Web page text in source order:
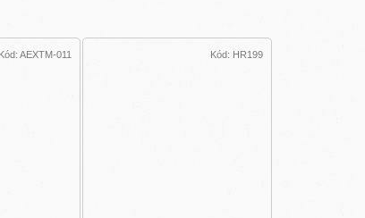
Kód: AEXTM-011 Kód: HR199